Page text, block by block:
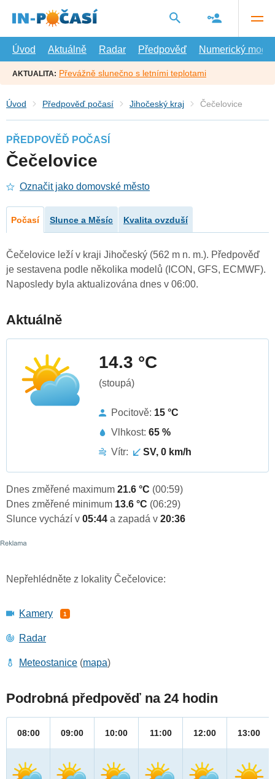
hlavní
Úvod
Aktuálně Radar Předpověď Numerický model
AKTUALITA: Převážně slunečno s letními teplotami
Úvod Předpověď počasí Jihočeský kraj Čečelovice
PŘEDPOVĚĎ POČASÍ
Čečelovice
Označit jako domovské město
Počasí Slunce a Měsíc Kvalita ovzduší
Čečelovice leží v kraji Jihočeský (562 m n. m.). Předpověď
je sestavena podle několika modelů (ICON, GFS, ECMWF).
Naposledy byla aktualizována dnes v 06:00.
Aktuálně
14.3 °C
(stoupá)
Pocitově: 15 °C
Vlhkost: 65 %
Vítr:
SV, 0 km/h
Dnes změřené maximum 21.6 °C (00:59)
Dnes změřené minimum 13.6 °C (06:29)
Slunce vychází v 05:44 a zapadá v 20:36
Nepřehlédněte z lokality Čečelovice:
Kamery 1
Radar
Meteostanice (mapa)
Podrobná předpověď na 24 hodin
08:00 09:00 10:00 11:00 12:00 13:00